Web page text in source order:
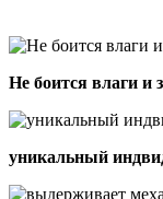
Не боится влаги и
уникальный